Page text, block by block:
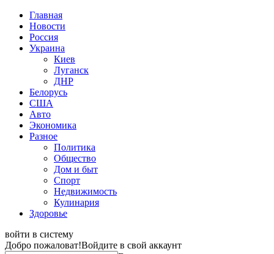
Главная
Новости
Россия
Украина
Киев
Луганск
ДНР
Белорусь
США
Авто
Экономика
Разное
Политика
Общество
Дом и быт
Спорт
Недвижимость
Кулинария
Здоровье
войти в систему
Добро пожаловат!Войдите в свой аккаунт